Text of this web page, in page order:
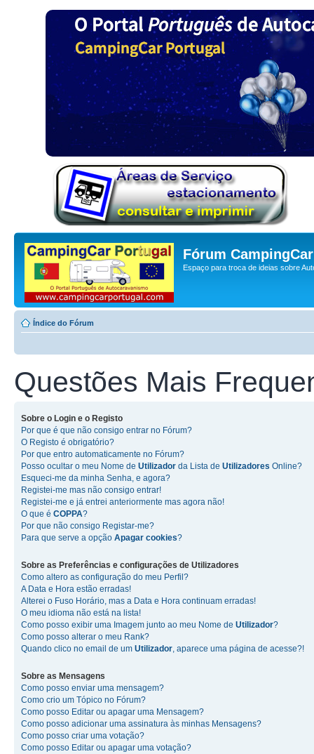
Fórum
Espaço para troca de ideias sobre
Índice do Fórum
Questões Mais
Sobre o Login e o Registo
Por que é que não consigo entrar no Fórum?
O Registo é obrigatório?
Por que entro automaticamente no Fórum?
Posso ocultar o meu Nome de Utilizador da Lista de Utilizadores Online?
Esqueci-me da minha Senha, e agora?
Registei-me mas não consigo entrar!
Registei-me e já entrei anteriormente mas agora não!
O que é COPPA?
Por que não consigo Registar-me?
Para que serve a opção Apagar cookies?
Sobre as Preferências e configurações de Utilizadores
Como altero as configuração do meu Perfil?
A Data e Hora estão erradas!
Alterei o Fuso Horário, mas a Data e Hora continuam erradas!
O meu idioma não está na lista!
Como posso exibir uma Imagem junto ao meu Nome de Utilizador?
Como posso alterar o meu Rank?
Quando clico no email de um Utilizador, aparece uma página de acesse?!
Sobre as Mensagens
Como posso enviar uma mensagem?
Como crio um Tópico no Fórum?
Como posso Editar ou apagar uma Mensagem?
Como posso adicionar uma assinatura às minhas Mensagens?
Como posso criar uma votação?
Como posso Editar ou apagar uma votação?